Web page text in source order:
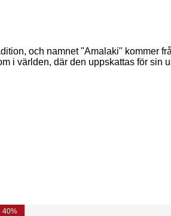
och namnet "Amalaki" kommer
i världen, där den uppskattas för sin
40%